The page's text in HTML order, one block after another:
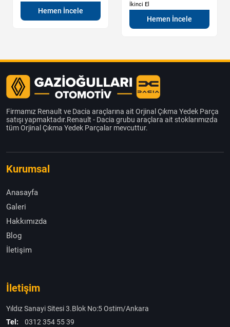
Hemen İncele
İkinci El
Hemen İncele
Firmamız Renault ve Dacia araçlarına ait Orjinal Çıkma Yedek Parça
satışı yapmaktadır.Renault - Dacia grubu araçlara ait stoklarımızda
tüm Orjinal Çıkma Yedek Parçalar mevcuttur.
Kurumsal
Anasayfa
Galeri
Hakkımızda
Blog
İletişim
İletişim
Yıldız Sanayi Sitesi 3.Blok No:5 Ostim/Ankara
Tel:
0312 354 55 39